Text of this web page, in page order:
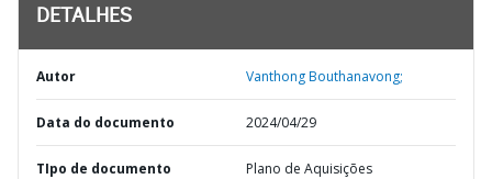
DETALHES
Autor Vanthong Bouthanavong;
Data do documento 2024/04/29
TIpo de documento Plano de Aquisições